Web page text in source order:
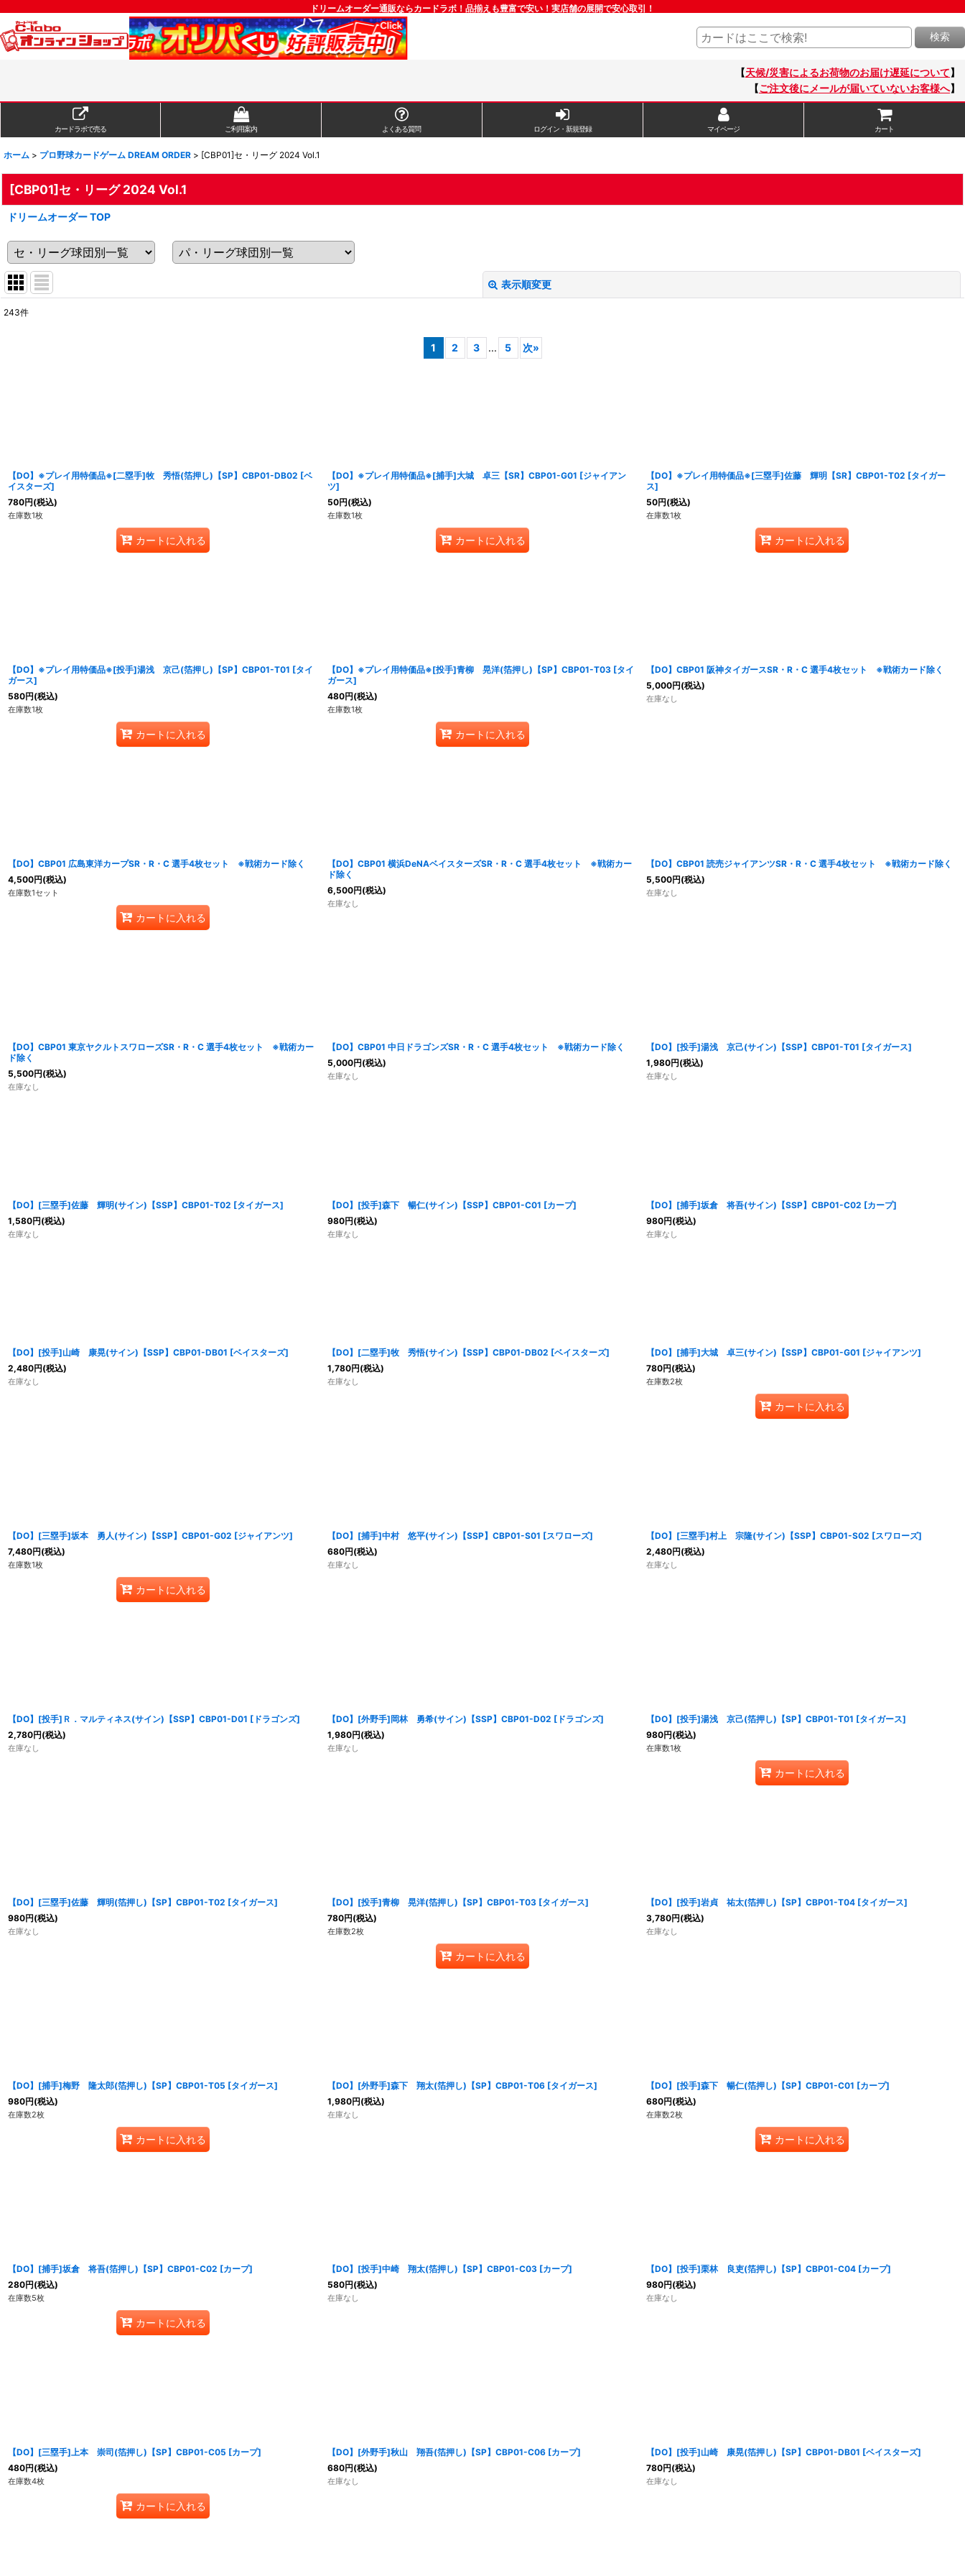
ドリームオーダー通販ならカードラボ！品揃えも豊富で安い！実店舗の展開で安心取引！
検索
【天候/災害によるお荷物のお届け遅延について】
【ご注文後にメールが届いていないお客様へ】
カードラボで売る ご利用案内 よくある質問 ログイン・新規登録 マイページ カート
ホーム > プロ野球カードゲーム DREAM ORDER > [CBP01]セ・リーグ 2024 Vol.1
[CBP01]セ・リーグ 2024 Vol.1
ドリームオーダー TOP
表示順変更
243件
1 2 3 ... 5 次»
【DO】※プレイ用特価品※[二塁手]牧 秀悟(箔押し)【SP】CBP01-DB02 [ベ
イスターズ]
780円(税込)
在庫数1枚
カートに入れる
【DO】※プレイ用特価品※[捕手]大城 卓三【SR】CBP01-G01 [ジャイアン
ツ]
50円(税込)
在庫数1枚
カートに入れる
【DO】※プレイ用特価品※[三塁手]佐藤 輝明【SR】CBP01-T02 [タイガー
ス]
50円(税込)
在庫数1枚
カートに入れる
【DO】※プレイ用特価品※[投手]湯浅 京己(箔押し)【SP】CBP01-T01 [タイ
ガース]
580円(税込)
在庫数1枚
カートに入れる
【DO】※プレイ用特価品※[投手]青柳 晃洋(箔押し)【SP】CBP01-T03 [タイ
ガース]
480円(税込)
在庫数1枚
カートに入れる
【DO】CBP01 阪神タイガースSR・R・C 選手4枚セット ※戦術カード除く
5,000円(税込)
在庫なし
【DO】CBP01 広島東洋カープSR・R・C 選手4枚セット ※戦術カード除く
4,500円(税込)
在庫数1セット
カートに入れる
【DO】CBP01 横浜DeNAベイスターズSR・R・C 選手4枚セット ※戦術カー
ド除く
6,500円(税込)
在庫なし
【DO】CBP01 読売ジャイアンツSR・R・C 選手4枚セット ※戦術カード除く
5,500円(税込)
在庫なし
【DO】CBP01 東京ヤクルトスワローズSR・R・C 選手4枚セット ※戦術カー
ド除く
5,500円(税込)
在庫なし
【DO】CBP01 中日ドラゴンズSR・R・C 選手4枚セット ※戦術カード除く
5,000円(税込)
在庫なし
【DO】[投手]湯浅 京己(サイン)【SSP】CBP01-T01 [タイガース]
1,980円(税込)
在庫なし
【DO】[三塁手]佐藤 輝明(サイン)【SSP】CBP01-T02 [タイガース]
1,580円(税込)
在庫なし
【DO】[投手]森下 暢仁(サイン)【SSP】CBP01-C01 [カープ]
980円(税込)
在庫なし
【DO】[捕手]坂倉 将吾(サイン)【SSP】CBP01-C02 [カープ]
980円(税込)
在庫なし
【DO】[投手]山崎 康晃(サイン)【SSP】CBP01-DB01 [ベイスターズ]
2,480円(税込)
在庫なし
【DO】[二塁手]牧 秀悟(サイン)【SSP】CBP01-DB02 [ベイスターズ]
1,780円(税込)
在庫なし
【DO】[捕手]大城 卓三(サイン)【SSP】CBP01-G01 [ジャイアンツ]
780円(税込)
在庫数2枚
カートに入れる
【DO】[三塁手]坂本 勇人(サイン)【SSP】CBP01-G02 [ジャイアンツ]
7,480円(税込)
在庫数1枚
カートに入れる
【DO】[捕手]中村 悠平(サイン)【SSP】CBP01-S01 [スワローズ]
680円(税込)
在庫なし
【DO】[三塁手]村上 宗隆(サイン)【SSP】CBP01-S02 [スワローズ]
2,480円(税込)
在庫なし
【DO】[投手]Ｒ．マルティネス(サイン)【SSP】CBP01-D01 [ドラゴンズ]
2,780円(税込)
在庫なし
【DO】[外野手]岡林 勇希(サイン)【SSP】CBP01-D02 [ドラゴンズ]
1,980円(税込)
在庫なし
【DO】[投手]湯浅 京己(箔押し)【SP】CBP01-T01 [タイガース]
980円(税込)
在庫数1枚
カートに入れる
【DO】[三塁手]佐藤 輝明(箔押し)【SP】CBP01-T02 [タイガース]
980円(税込)
在庫なし
【DO】[投手]青柳 晃洋(箔押し)【SP】CBP01-T03 [タイガース]
780円(税込)
在庫数2枚
カートに入れる
【DO】[投手]岩貞 祐太(箔押し)【SP】CBP01-T04 [タイガース]
3,780円(税込)
在庫なし
【DO】[捕手]梅野 隆太郎(箔押し)【SP】CBP01-T05 [タイガース]
980円(税込)
在庫数2枚
カートに入れる
【DO】[外野手]森下 翔太(箔押し)【SP】CBP01-T06 [タイガース]
1,980円(税込)
在庫なし
【DO】[投手]森下 暢仁(箔押し)【SP】CBP01-C01 [カープ]
680円(税込)
在庫数2枚
カートに入れる
【DO】[捕手]坂倉 将吾(箔押し)【SP】CBP01-C02 [カープ]
280円(税込)
在庫数5枚
カートに入れる
【DO】[投手]中崎 翔太(箔押し)【SP】CBP01-C03 [カープ]
580円(税込)
在庫なし
【DO】[投手]栗林 良吏(箔押し)【SP】CBP01-C04 [カープ]
980円(税込)
在庫なし
【DO】[三塁手]上本 崇司(箔押し)【SP】CBP01-C05 [カープ]
480円(税込)
在庫数4枚
カートに入れる
【DO】[外野手]秋山 翔吾(箔押し)【SP】CBP01-C06 [カープ]
680円(税込)
在庫なし
【DO】[投手]山崎 康晃(箔押し)【SP】CBP01-DB01 [ベイスターズ]
780円(税込)
在庫なし